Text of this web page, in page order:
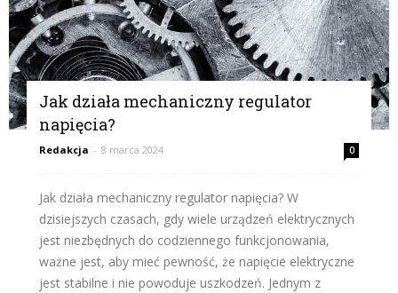
Jak działa mechaniczny regulator
napięcia?
Redakcja - 8 marca 2024 0
Jak działa mechaniczny regulator napięcia? W
dzisiejszych czasach, gdy wiele urządzeń elektrycznych
jest niezbędnych do codziennego funkcjonowania,
ważne jest, aby mieć pewność, że napięcie elektryczne
jest stabilne i nie powoduje uszkodzeń. Jednym z